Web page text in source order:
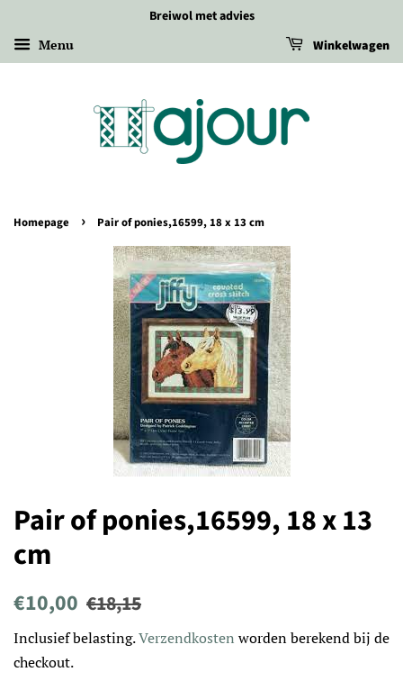
Breiwol met advies
Menu Winkelwagen
Homepage › Pair of ponies,16599, 18 x 13 cm
Pair of ponies,16599, 18 x 13
cm
Normale
€10,00 Aanbiedingsprijs
€18,15
Inclusief belasting.Verzendkosten worden berekend bij de
checkout.